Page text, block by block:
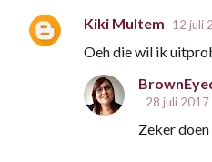
Kiki Multem 12 juli
Oeh die wil ik
28 juli 2017
Zeker doen